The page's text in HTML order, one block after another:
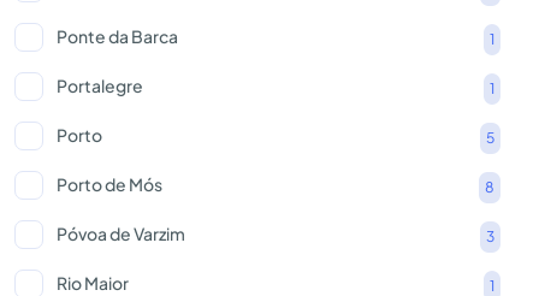
Ponte da Barca 1
Portalegre 1
Porto 5
Porto de Mós 8
Póvoa de Varzim 3
Rio Maior 1